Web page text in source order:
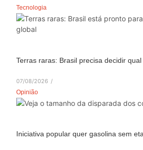
Tecnologia
Terras raras: Brasil precisa decidir
07/08/2026 /
Opinião
Iniciativa popular quer gasolina sem